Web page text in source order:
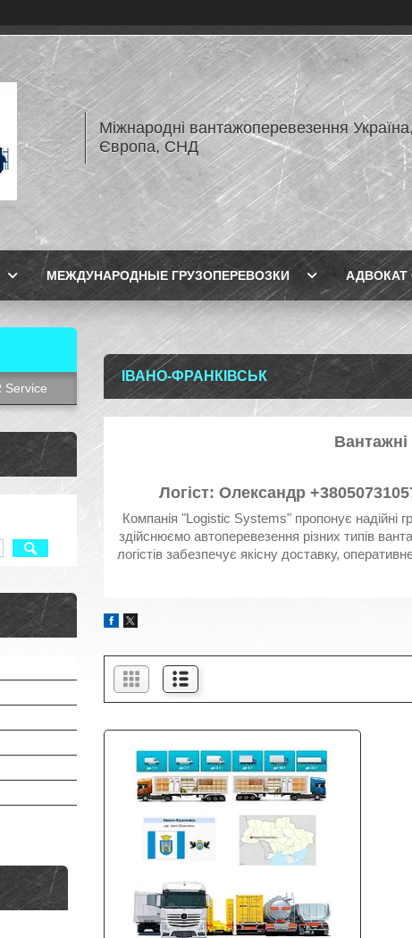
Міжнародні вантажоперевезення
Європа, СНД
МЕЖДУНАРОДНЫЕ ГРУЗОПЕРЕВОЗКИ АДВОКАТ
ІВАНО-ФРАНКІВСЬК
Логіст: Олександр
Компанія "Logistic Systems" пропонує надійні
здійснюємо автоперевезення різних типів
логістів забезпечує якісну доставку,
Service